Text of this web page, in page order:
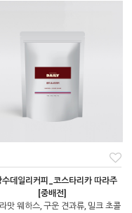
수데일리커피_코스타리카 따라주
[중배전]
맛 웨하스, 구운 견과류, 밀크 초콜